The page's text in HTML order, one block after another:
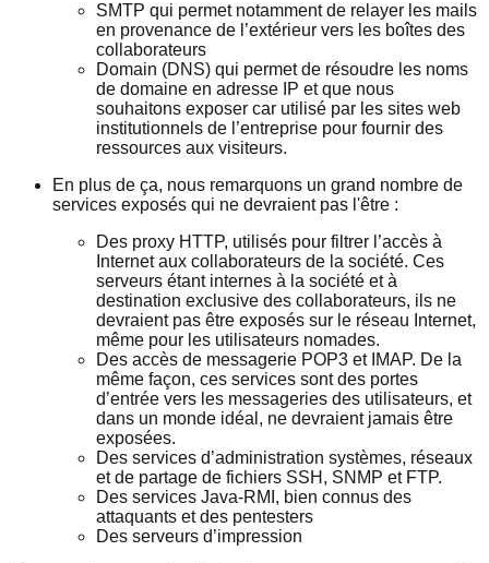
SMTP qui permet notamment de relayer les mails
en provenance de l’extérieur vers les boîtes des
collaborateurs
Domain (DNS) qui permet de résoudre les noms
de domaine en adresse IP et que nous
souhaitons exposer car utilisé par les sites web
institutionnels de l’entreprise pour fournir des
ressources aux visiteurs.
En plus de ça, nous remarquons un grand nombre de
services exposés qui ne devraient pas l'être :
Des proxy HTTP, utilisés pour filtrer l’accès à
Internet aux collaborateurs de la société. Ces
serveurs étant internes à la société et à
destination exclusive des collaborateurs, ils ne
devraient pas être exposés sur le réseau Internet,
même pour les utilisateurs nomades.
Des accès de messagerie POP3 et IMAP. De la
même façon, ces services sont des portes
d’entrée vers les messageries des utilisateurs, et
dans un monde idéal, ne devraient jamais être
exposées.
Des services d’administration systèmes, réseaux
et de partage de fichiers SSH, SNMP et FTP.
Des services Java-RMI, bien connus des
attaquants et des pentesters
Des serveurs d’impression